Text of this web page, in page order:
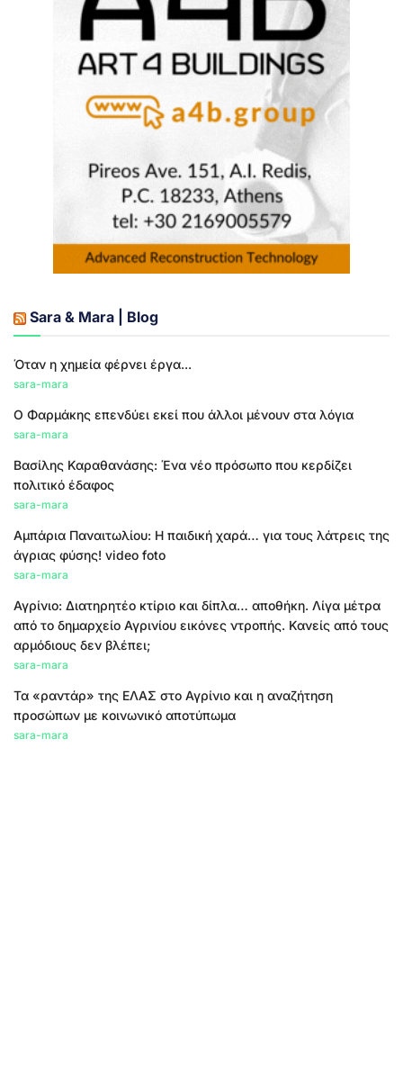
Sara & Mara | Blog
Όταν η χημεία φέρνει έργα...
sara-mara
Ο Φαρμάκης επενδύει εκεί που άλλοι μένουν στα λόγια
sara-mara
Βασίλης Καραθανάσης: Ένα νέο πρόσωπο που κερδίζει
πολιτικό έδαφος
sara-mara
Αμπάρια Παναιτωλίου: Η παιδική χαρά… για τους λάτρεις της
άγριας φύσης! video foto
sara-mara
Αγρίνιο: Διατηρητέο κτίριο και δίπλα… αποθήκη. Λίγα μέτρα
από το δημαρχείο Αγρινίου εικόνες ντροπής. Κανείς από τους
αρμόδιους δεν βλέπει;
sara-mara
Τα «ραντάρ» της ΕΛΑΣ στο Αγρίνιο και η αναζήτηση
προσώπων με κοινωνικό αποτύπωμα
sara-mara